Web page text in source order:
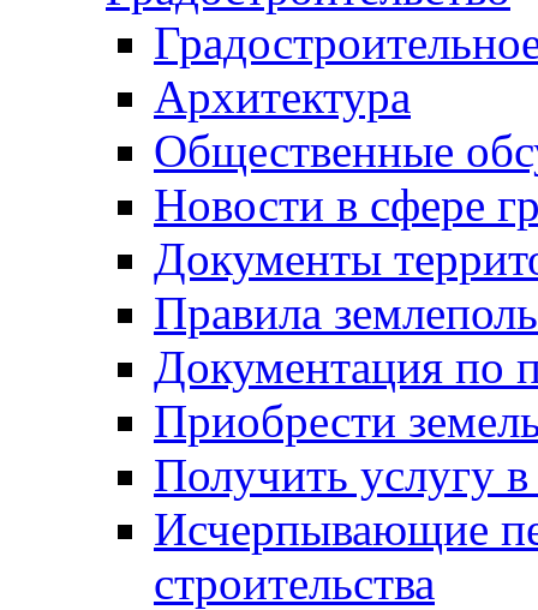
Архитектура
Общественные
Новости в сфере
Документы
Правила
Документация по
Приобрести
Получить услугу в
Исчерпывающие
строительства